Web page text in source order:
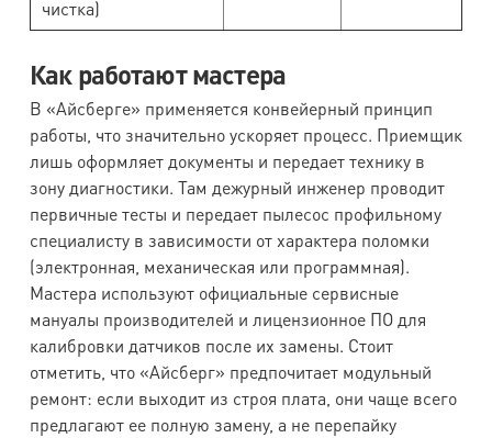
чистка)
Как работают мастера
В «Айсберге» применяется конвейерный принцип
работы, что значительно ускоряет процесс. Приемщик
лишь оформляет документы и передает технику в
зону диагностики. Там дежурный инженер проводит
первичные тесты и передает пылесос профильному
специалисту в зависимости от характера поломки
(электронная, механическая или программная).
Мастера используют официальные сервисные
мануалы производителей и лицензионное ПО для
калибровки датчиков после их замены. Стоит
отметить, что «Айсберг» предпочитает модульный
ремонт: если выходит из строя плата, они чаще всего
предлагают ее полную замену, а не перепайку